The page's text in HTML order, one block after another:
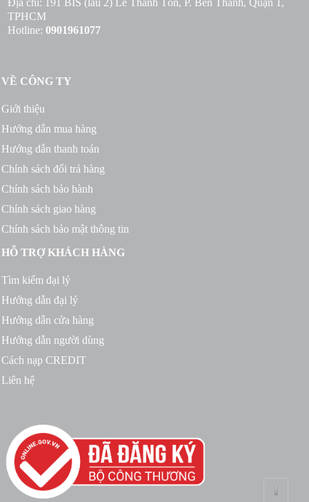
Địa chỉ: 191 BIS (lầu 2) Lê Thánh Tôn, P. Bến Thành, Quận 1,
TPHCM
Hotline:0901961077
VỀ CÔNG TY
Giới thiệu
Hướng dẫn mua hàng
Hướng dẫn thanh toán
Chính sách đổi trả hàng
Chính sách bảo hành
Chính sách giao hàng
Chính sách bảo mật thông tin
HỖ TRỢ KHÁCH HÀNG
Tìm kiếm đại lý
Hướng dẫn đại lý
Hướng dẫn cửa hàng
Hướng dẫn người dùng
Cách nạp CREDIT
Liên hệ